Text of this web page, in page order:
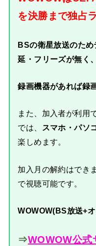
を決勝まで独占
BSの衛星放送のた
延・フリーズが無く
録画機器があれば録
また、加入者が利用
では、
スマホ・パソ
楽しめます。
加入月の解約はでき
で視聴可能です。
WOWOW(BS放送+
⇒WOWOW公式